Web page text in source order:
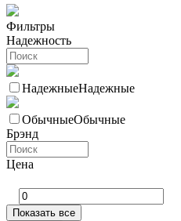
Фильтры
Надежность
НадежныеНадежные
ОбычныеОбычные
Брэнд
Цена